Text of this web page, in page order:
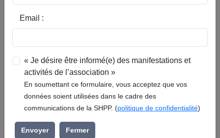
Réinitialiser
Sous-rubrique / Commune :
Email :
« Je désire être informé(e) des manifestations et
activités de l’association »
En soumettant ce formulaire, vous acceptez que vos
données soient utilisées dans le cadre des
communications de la SHPP. (politique de confidentialité)
Envoyer Fermer